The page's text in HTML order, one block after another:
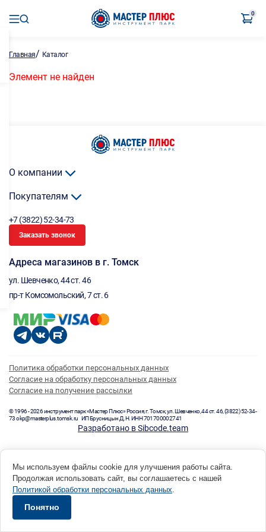
0
Главная/ Каталог
Элемент не найден
О компании
Покупателям
+7 (3822) 52-34-73
Заказать звонок
Адреса магазинов в г. Томск
ул. Шевченко, 44 ст. 46
пр-т Комсомольский, 7 ст. 6
Политика обработки персональных данных
Согласие на обработку персональных данных
Согласие на получение рассылки
© 1996 - 2026 инструмент парк «Мастер Плюс» Россия, г. Томск, ул. Шевченко, 44 ст. 46, (3822) 52-34-
73 okp@masterplus.tomsk.ru ИП Брусницын Д.Н. ИНН 701700002741
Разработано в Sibcode.team
Мы используем файлы cookie для улучшения работы сайта.
Продолжая использовать сайт, вы соглашаетесь с нашей
Политикой обработки персональных данных.
Понятно